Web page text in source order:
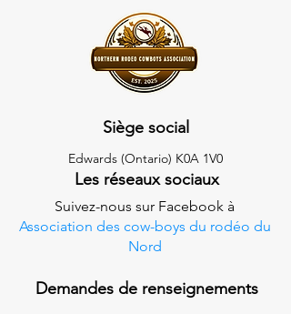
Siège social
Edwards (Ontario) K0A 1V0
Les réseaux sociaux
Suivez-nous sur Facebook à
Association des cow-boys du rodéo du
Nord
Demandes de renseignements